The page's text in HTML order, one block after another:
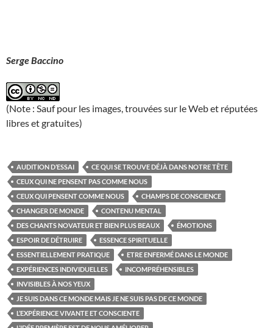
Serge Baccino
(Note : Sauf pour les images, trouvées sur le Web et réputées
libres et gratuites)
AUDITION D’ESSAI
CE QUI SE TROUVE DÉJÀ DANS NOTRE TÊTE
CEUX QUI NE PENSENT PAS COMME NOUS
CEUX QUI PENSENT COMME NOUS
CHAMPS DE CONSCIENCE
CHANGER DE MONDE
CONTENU MENTAL
DES CHANTS NOVATEUR ET BIEN PLUS BEAUX
ÉMOTIONS
ESPOIR DE DÉTRUIRE
ESSENCE SPIRITUELLE
ESSENTIELLEMENT PRATIQUE
ETRE ENFERMÉ DANS LE MONDE
EXPÉRIENCES INDIVIDUELLES
INCOMPRÉHENSIBLES
INVISIBLES À NOS YEUX
JE SUIS DANS CE MONDE MAIS JE NE SUIS PAS DE CE MONDE
L’EXPÉRIENCE VIVANTE ET CONSCIENTE